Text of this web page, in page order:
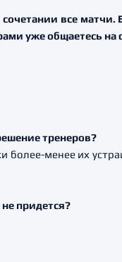
все
уже общаетесь на
тренеров?
менее их
придется?